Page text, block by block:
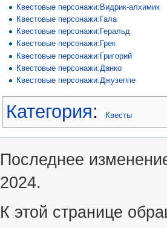
Квестовые персонажи:Видрик-алхимик
Квестовые персонажи:Гала
Квестовые персонажи:Геральд
Квестовые персонажи:Грек
Квестовые персонажи:Григорий
Квестовые персонажи:Данко
Квестовые персонажи:Джузеппе
Категория: Квесты
Последнее
2024.
К этой странице